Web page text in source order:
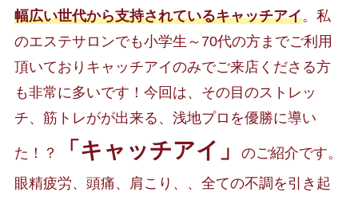
幅広い世代から支持されているキャッチアイ。私
のエステサロンでも小学生～70代の方までご利用
頂いておりキャッチアイのみでご来店くださる方
も非常に多いです！今回は、その目のストレッ
チ、筋トレがが出来る、浅地プロを優勝に導い
た！？ 「キャッチアイ」
のご紹介です。
眼精疲労、頭痛、肩こり、、全ての不調を引き起